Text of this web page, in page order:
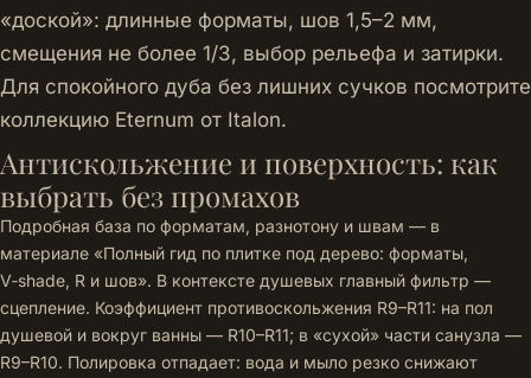
«доской»: длинные форматы, шов 1,5–2 мм,
смещения не более 1/3, выбор рельефа и затирки.
Для спокойного дуба без лишних сучков посмотрите
коллекцию Eternum от Italon.
Антискольжение и поверхность: как
выбрать без промахов
Подробная база по форматам, разнотону и швам — в
материале «Полный гид по плитке под дерево: форматы,
V‑shade, R и шов». В контексте душевых главный фильтр —
сцепление. Коэффициент противоскольжения R9–R11: на пол
душевой и вокруг ванны — R10–R11; в «сухой» части санузла —
R9–R10. Полировка отпадает: вода и мыло резко снижают